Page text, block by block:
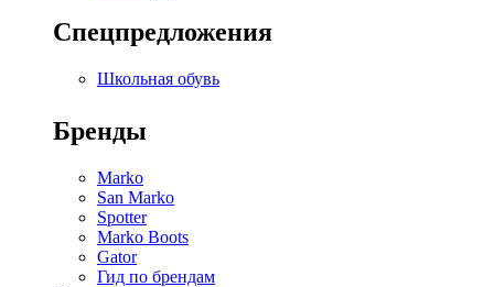
Спецпредложения
Школьная обувь
Бренды
Marko
San Marko
Spotter
Marko Boots
Gator
Гид по брендам